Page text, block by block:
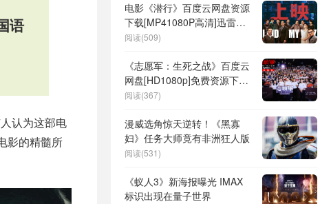
语
认为这部电
影的精髓所
电影《潜行》百度云网盘资源
下载[MP41080P高清]迅雷免
费资源
阅读(509)
《志愿军：生死之战》百度云
网盘[HD1080p]免费资源下载
分享
阅读(367)
漫威选角惊天逆转！《黑寡
妇》任务大师竟有非洲狂人版
阅读(531)
《蚁人3》新海报曝光 IMAX
标识出现在量子世界